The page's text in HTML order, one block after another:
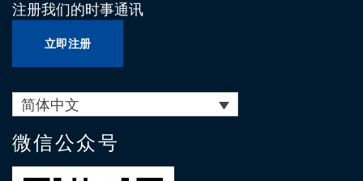
注册我们的时事通讯
立即注册
简体中文
微信公众号